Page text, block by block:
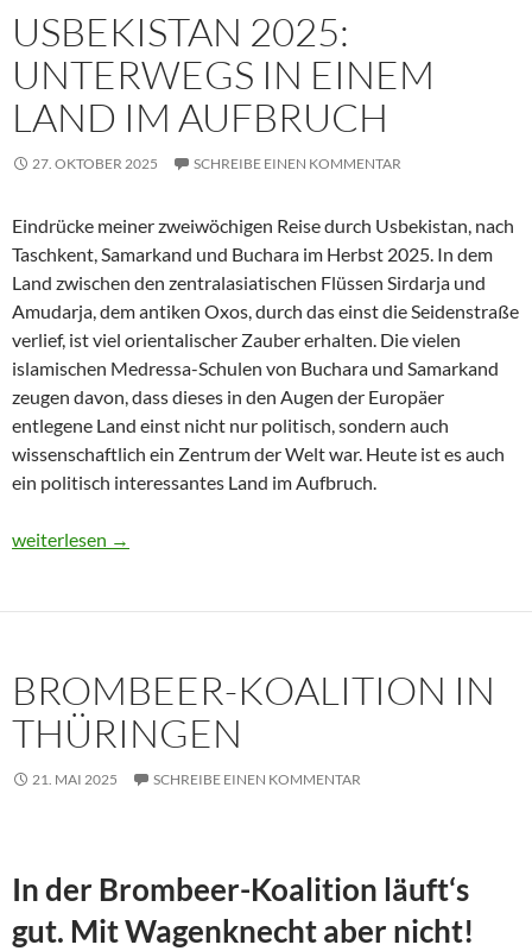
USBEKISTAN 2025:
UNTERWEGS IN EINEM
LAND IM AUFBRUCH
27. OKTOBER 2025 SCHREIBE EINEN KOMMENTAR
Eindrücke meiner zweiwöchigen Reise durch Usbekistan, nach
Taschkent, Samarkand und Buchara im Herbst 2025. In dem
Land zwischen den zentralasiatischen Flüssen Sirdarja und
Amudarja, dem antiken Oxos, durch das einst die Seidenstraße
verlief, ist viel orientalischer Zauber erhalten. Die vielen
islamischen Medressa-Schulen von Buchara und Samarkand
zeugen davon, dass dieses in den Augen der Europäer
entlegene Land einst nicht nur politisch, sondern auch
wissenschaftlich ein Zentrum der Welt war. Heute ist es auch
ein politisch interessantes Land im Aufbruch.
Usbekistan 2025: Unterwegs in einem Land im Aufbruch
weiterlesen →
BROMBEER-KOALITION IN
THÜRINGEN
21. MAI 2025 SCHREIBE EINEN KOMMENTAR
In der Brombeer-Koalition läuft‘s
gut. Mit Wagenknecht aber nicht!